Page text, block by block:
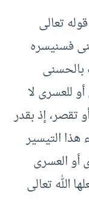
تعالى
فسنيسره
للعسرى لا
تقصر، إذ بقدر
هذا التيسير
أو العسرى
الله تعالى